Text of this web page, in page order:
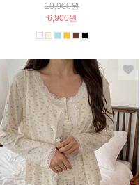
10,900원
6,900원